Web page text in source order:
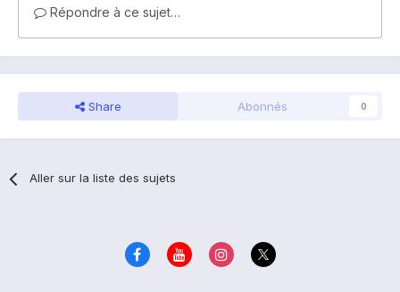
Répondre à ce sujet…
Share Abonnés 0
Aller sur la liste des sujets